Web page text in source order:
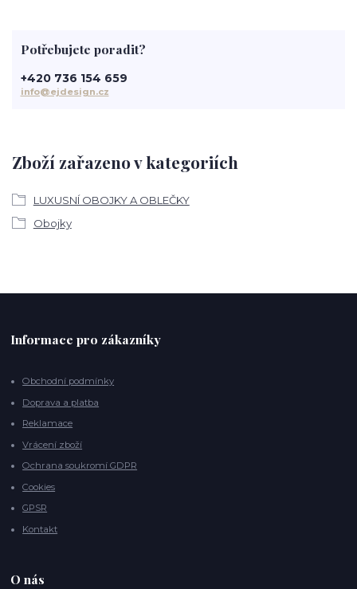
Zboží zařazeno v kategoriích
LUXUSNÍ OBOJKY A OBLEČKY
Obojky
Potřebujete poradit?
+420 736 154 659
info@ejdesign.cz
Informace pro zákazníky
Obchodní podmínky
Doprava a platba
Reklamace
Vrácení zboží
Ochrana soukromí GDPR
Cookies
GPSR
Kontakt
O nás